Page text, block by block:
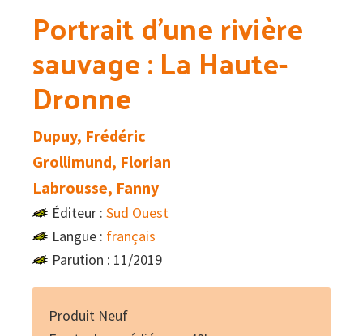
Portrait d’une rivière
sauvage : La Haute-
Dronne
Dupuy, Frédéric
Grollimund, Florian
Labrousse, Fanny
Éditeur : Sud Ouest
Langue : français
Parution : 11/2019
Produit Neuf